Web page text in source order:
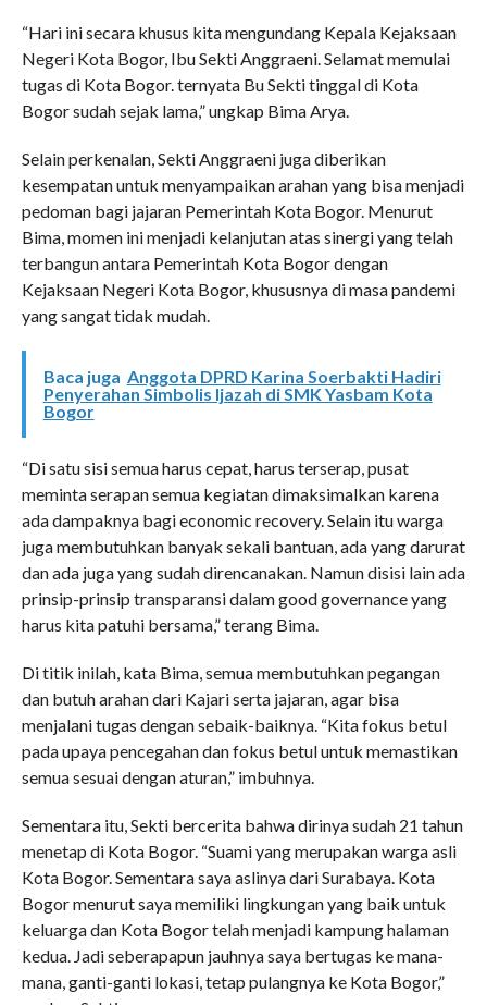
“Hari ini secara khusus kita mengundang Kepala Kejaksaan
Negeri Kota Bogor, Ibu Sekti Anggraeni. Selamat memulai
tugas di Kota Bogor. ternyata Bu Sekti tinggal di Kota
Bogor sudah sejak lama,” ungkap Bima Arya.
Selain perkenalan, Sekti Anggraeni juga diberikan
kesempatan untuk menyampaikan arahan yang bisa menjadi
pedoman bagi jajaran Pemerintah Kota Bogor. Menurut
Bima, momen ini menjadi kelanjutan atas sinergi yang telah
terbangun antara Pemerintah Kota Bogor dengan
Kejaksaan Negeri Kota Bogor, khususnya di masa pandemi
yang sangat tidak mudah.
Baca juga Anggota DPRD Karina Soerbakti Hadiri
Penyerahan Simbolis Ijazah di SMK Yasbam Kota
Bogor
“Di satu sisi semua harus cepat, harus terserap, pusat
meminta serapan semua kegiatan dimaksimalkan karena
ada dampaknya bagi economic recovery. Selain itu warga
juga membutuhkan banyak sekali bantuan, ada yang darurat
dan ada juga yang sudah direncanakan. Namun disisi lain ada
prinsip-prinsip transparansi dalam good governance yang
harus kita patuhi bersama,” terang Bima.
Di titik inilah, kata Bima, semua membutuhkan pegangan
dan butuh arahan dari Kajari serta jajaran, agar bisa
menjalani tugas dengan sebaik-baiknya. “Kita fokus betul
pada upaya pencegahan dan fokus betul untuk memastikan
semua sesuai dengan aturan,” imbuhnya.
Sementara itu, Sekti bercerita bahwa dirinya sudah 21 tahun
menetap di Kota Bogor. “Suami yang merupakan warga asli
Kota Bogor. Sementara saya aslinya dari Surabaya. Kota
Bogor menurut saya memiliki lingkungan yang baik untuk
keluarga dan Kota Bogor telah menjadi kampung halaman
kedua. Jadi seberapapun jauhnya saya bertugas ke mana-
mana, ganti-ganti lokasi, tetap pulangnya ke Kota Bogor,”